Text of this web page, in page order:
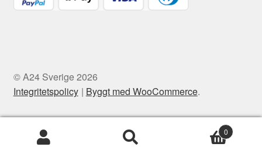
© A24 Sverige 2026
Integritetspolicy
Byggt med WooCommerce.
0